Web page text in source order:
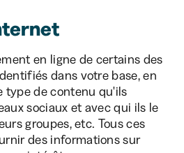
en ligne de certains des
dans votre base, en
type de contenu qu'ils
sociaux et avec qui ils le
groupes, etc. Tous ces
des informations sur